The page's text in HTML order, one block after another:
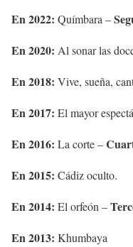
En 2022: Químbara –
En 2020: Al sonar las
En 2018: Vive, sueña,
En 2017: El mayor
En 2016: La corte –
En 2015: Cádiz oculto.
En 2014: El orfeón –
En 2013: Khumbaya